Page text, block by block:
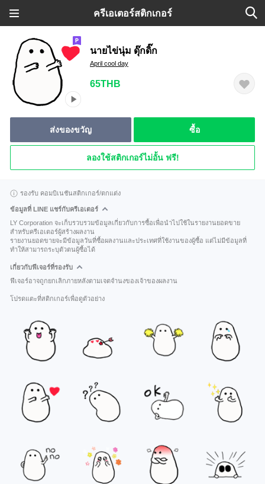
ครีเอเตอร์สติกเกอร์
นายไข่นุ่ม ดุ๊กดิ๊ก
April cool day
65THB
ส่งของขวัญ ซื้อ
ลองใช้สติกเกอร์ไม่อั้น ฟรี!
รองรับ คอมบิเนชันสติกเกอร์/ตกแต่ง
ข้อมูลที่ LINE แชร์กับครีเอเตอร์
LY Corporation จะเก็บรวบรวมข้อมูลเกี่ยวกับการซื้อเพื่อนำไปใช้ในรายงานยอดขาย
สำหรับครีเอเตอร์ผู้สร้างผลงาน
รายงานยอดขายจะมีข้อมูลวันที่ซื้อผลงานและประเทศที่ใช้งานของผู้ซื้อ แต่ไม่มีข้อมูลที่
ทำให้สามารถระบุตัวตนผู้ซื้อได้
เกี่ยวกับฟีเจอร์ที่รองรับ
ฟีเจอร์อาจถูกยกเลิกภายหลังตามเจตจำนงของเจ้าของผลงาน
โปรดแตะที่สติกเกอร์เพื่อดูตัวอย่าง